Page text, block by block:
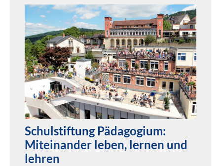
Schulstiftung Pädagogium:
Miteinander leben, lernen und
lehren